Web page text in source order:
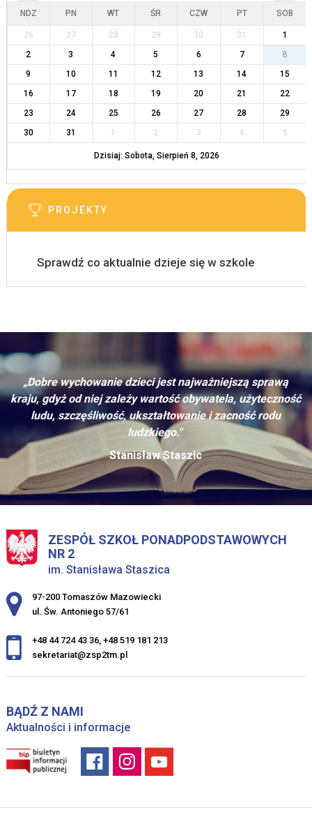
NDZ PN WT ŚR CZW PT SOB
26 27 28 29 30 31
1
2
3 4 5 6 7
8
9
10 11 12 13 14
15
16
17 18 19 20 21
22
23
24 25 26 27 28
29
30
31 1 2 3 4 5
Dzisiaj: Sobota, Sierpień 8, 2026
PROJEKTY
Sprawdź co aktualnie dzieje się w szkole
„Dobre wychowanie dzieci jest najważniejszą sprawą
kraju, gdyż od niej zależy wartość obywatela, użyteczność
ludu, szczęśliwość, ukształtowanie i zacność rodu
ludzkiego."
Stanisław Staszic
ZESPÓŁ SZKOŁ PONADPODSTAWOWYCH
NR 2
im. Stanisława Staszica
Adres pocztowy:
97-200 Tomaszów Mazowiecki
ul. Św. Antoniego 57/61
+48 44 724 43 36, +48 519 181 213
sekretariat@zsp2tm.pl
BĄDŹ Z NAMI
Aktualności i informacje